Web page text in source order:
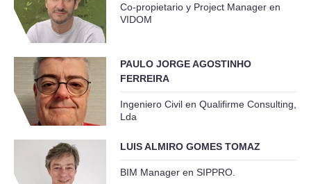
Co-propietario y Project Manager en
VIDOM
PAULO JORGE AGOSTINHO
FERREIRA
Ingeniero Civil en Qualifirme Consulting,
Lda
LUIS ALMIRO GOMES TOMAZ
BIM Manager en SIPPRO.